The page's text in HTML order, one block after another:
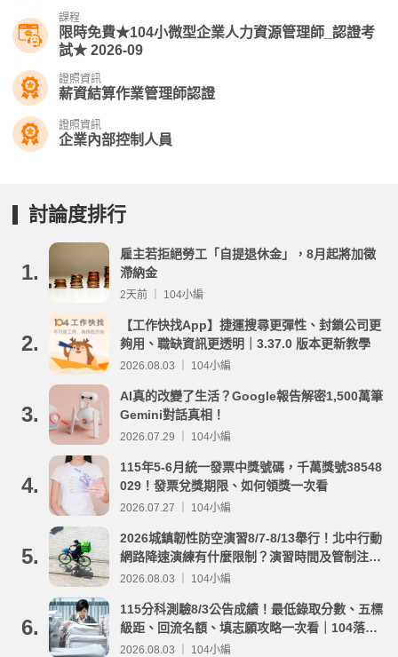
資線上課
課程
限時免費★104小微型企業人力資源管理師_認證考
試★ 2026-09
證照資訊
薪資結算作業管理師認證
證照資訊
企業內部控制人員
討論度排行
1.
雇主若拒絕勞工「自提退休金」，8月起將加徵
滯納金
2天前 ｜ 104小編
2.
【工作快找App】捷運搜尋更彈性、封鎖公司更
夠用、職缺資訊更透明｜3.37.0 版本更新教學
2026.08.03 ｜ 104小編
3.
AI真的改變了生活？Google報告解密1,500萬筆
Gemini對話真相！
2026.07.29 ｜ 104小編
4.
115年5-6月統一發票中獎號碼，千萬獎號38548
029！發票兌獎期限、如何領獎一次看
2026.07.27 ｜ 104小編
5.
2026城鎮韌性防空演習8/7-8/13舉行！北中行動
網路降速演練有什麼限制？演習時間及管制注意
事項整理
2026.08.03 ｜ 104小編
6.
115分科測驗8/3公告成績！最低錄取分數、五標
級距、回流名額、填志願攻略一次看｜104落點
分析
2026.08.03 ｜ 104小編